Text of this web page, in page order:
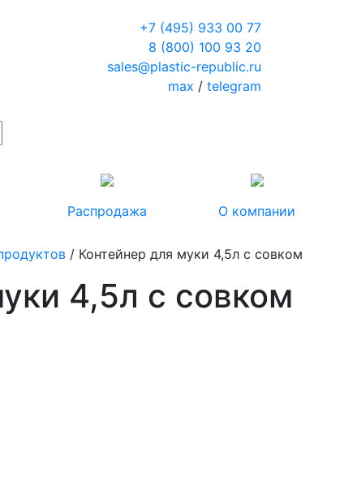
+7 (495) 933 00 77
8 (800) 100 93 20
sales@plastic-republic.ru
max / telegram
Распродажа О компании
/ Контейнер для муки 4,5л с совком
4,5л с совком